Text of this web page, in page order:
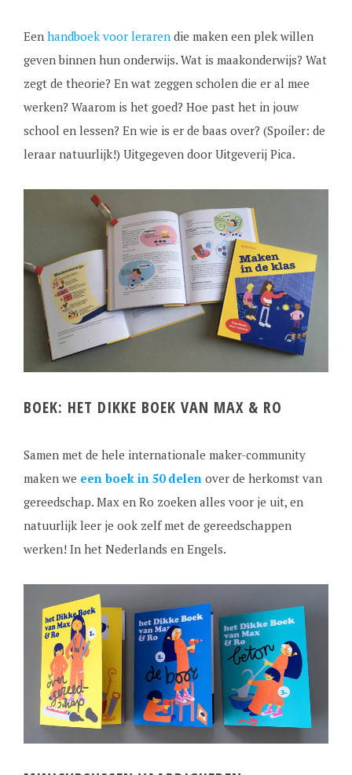
Een handboek voor lerarendie maken een plek willen
geven binnen hun onderwijs. Wat is maakonderwijs? Wat
zegt de theorie? En wat zeggen scholen die er al mee
werken? Waarom is het goed? Hoe past het in jouw
school en lessen? En wie is er de baas over? (Spoiler: de
leraar natuurlijk!) Uitgegeven door Uitgeverij Pica.
BOEK: HET DIKKE BOEK VAN MAX & RO
Samen met de hele internationale maker-community
maken we een boek in 50 delen over de herkomst van
gereedschap. Max en Ro zoeken alles voor je uit, en
natuurlijk leer je ook zelf met de gereedschappen
werken! In het Nederlands en Engels.